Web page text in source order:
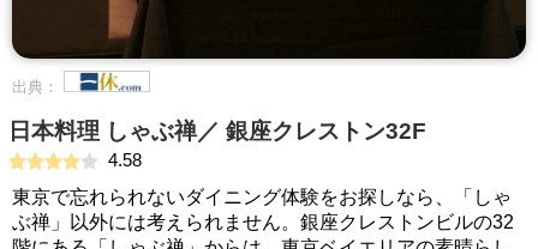
出典：
日本料理 しゃぶ禅／ 銀座クレストン32F
4.58
東京で忘れられないダイニング体験をお探しなら、「しゃ
ぶ禅」以外には考えられません。銀座クレストンビルの32